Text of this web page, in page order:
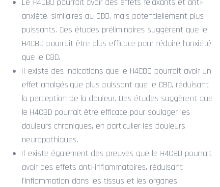
anxiété, similaires au CBD, mais potentiellement plus
puissants. Des études préliminaires suggèrent que le
H4CBD pourrait être plus efficace pour réduire l’anxiété
que le CBD.
Il existe des indications que le H4CBD pourrait avoir un
effet analgésique plus puissant que le CBD, réduisant
la perception de la douleur. Des études suggèrent que
le H4CBD pourrait être efficace pour soulager les
douleurs chroniques, en particulier les douleurs
neuropathiques.
Il existe également des preuves que le H4CBD pourrait
avoir des effets anti-inflammatoires, réduisant
l’inflammation dans les tissus et les organes.